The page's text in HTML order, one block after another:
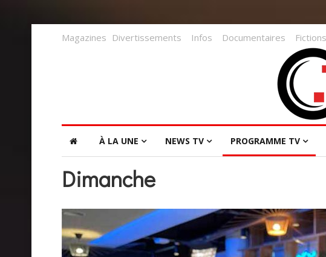
Magazines Divertissements Infos Documentaires Fictions
À LA UNE NEWS TV PROGRAMME TV
Dimanche